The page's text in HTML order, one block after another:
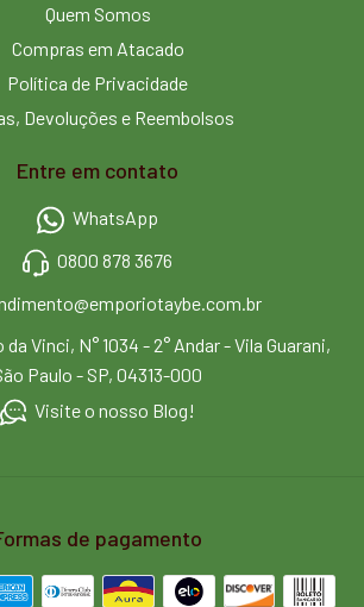
Quem Somos
Compras em Atacado
Política de Privacidade
Devoluções e Reembolsos
Entre em contato
WhatsApp
0800 878 3676
Vinci, N° 1034 - 2° Andar - Vila Guarani,
Paulo - SP, 04313-000
Visite o nosso Blog!
de pagamento